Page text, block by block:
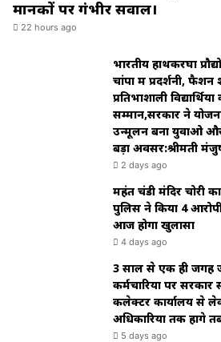
मानकों पर गंभीर सवाल।
22 hours ago
भारतीय हाथकरघा
चांपा में प्रदर्शनी, फैशन
प्रतिभाशाली
सम्मान,सरकार ने
उन्मूलन बना युवाओ
बड़ा अवसर:श्रीमती
2 days ago
महंत चंडी मंदिर चोरी
पुलिस ने किया 4
आज होगा खुलासा
4 days ago
3 साल से एक ही जगह
कर्मचारियों पर
कलेक्टर कार्यालय से
अधिकारियों तक होंगे
5 days ago